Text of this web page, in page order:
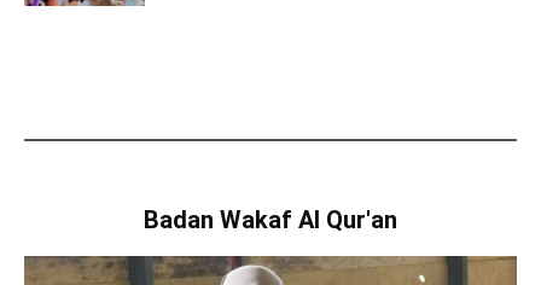
Badan Wakaf Al Qur'an